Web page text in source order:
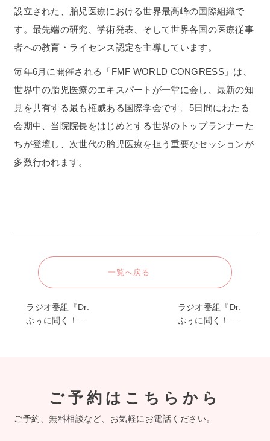
設立された、胎児医療における世界最高峰の国際組織で
す。最先端の研究、学術発表、そして世界各国の医療従事
者への教育・ライセンス認定を主導しています。
毎年6月に開催される「FMF WORLD CONGRESS」は、
世界中の胎児医療のエキスパートが一堂に会し、最新の知
見を共有する最も権威ある国際学会です。5日間にわたる
会期中、当院院長をはじめとする世界のトップランナーた
ちが登壇し、次世代の胎児医療を担う重要なセッションが
多数行われます。
一覧へ戻る
ラジオ番組『Dr.
ぷぅに聞く！…
ラジオ番組『Dr.
ぷぅに聞く！…
ご予約はこちらから
ご予約、無料相談など、お気軽にお電話ください。